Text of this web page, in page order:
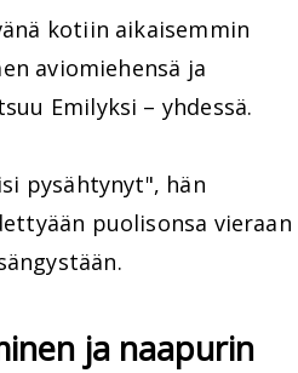
kotiin aikaisemmin
aviomiehensä ja
Emilyksi – yhdessä.
pysähtynyt", hän
puolisonsa vieraan
ja naapurin